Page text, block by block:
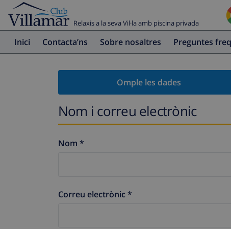
Relaxis a la seva Vil·la amb piscina privada
Inici Contacta’ns Sobre nosaltres Preguntes
Omple les dades
Nom i correu electrònic
Nom *
Correu electrònic *